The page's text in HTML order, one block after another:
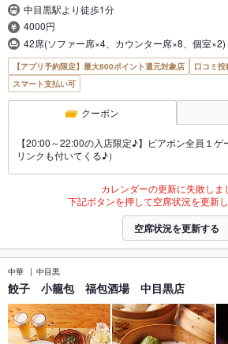
中目黒駅より徒歩1分
4000円
42席(ソファー席×4、カウンター席×8、個室×2)
【アプリ予約限定】最大800ポイント還元対象店
口コミ
スマート支払い可
クーポン
【20:00～22:00の入店限定♪】ビアポン全員１ゲ
リンクも付いてくる♪）
カレンダーの更新に失敗しま
下記ボタンを押して空席状況を更新し
空席状況を更新する
中華 中目黒
餃子 小籠包 福包酒場 中目黒店